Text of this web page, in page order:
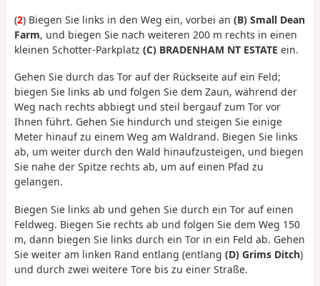
(2) Biegen Sie links in den Weg ein, vorbei an (B) Small Dean
Farm, und biegen Sie nach weiteren 200 m rechts in einen
kleinen Schotter-Parkplatz (C) BRADENHAM NT ESTATE ein.
Gehen Sie durch das Tor auf der Rückseite auf ein Feld;
biegen Sie links ab und folgen Sie dem Zaun, während der
Weg nach rechts abbiegt und steil bergauf zum Tor vor
Ihnen führt. Gehen Sie hindurch und steigen Sie einige
Meter hinauf zu einem Weg am Waldrand. Biegen Sie links
ab, um weiter durch den Wald hinaufzusteigen, und biegen
Sie nahe der Spitze rechts ab, um auf einen Pfad zu
gelangen.
Biegen Sie links ab und gehen Sie durch ein Tor auf einen
Feldweg. Biegen Sie rechts ab und folgen Sie dem Weg 150
m, dann biegen Sie links durch ein Tor in ein Feld ab. Gehen
Sie weiter am linken Rand entlang (entlang (D) Grims Ditch)
und durch zwei weitere Tore bis zu einer Straße.